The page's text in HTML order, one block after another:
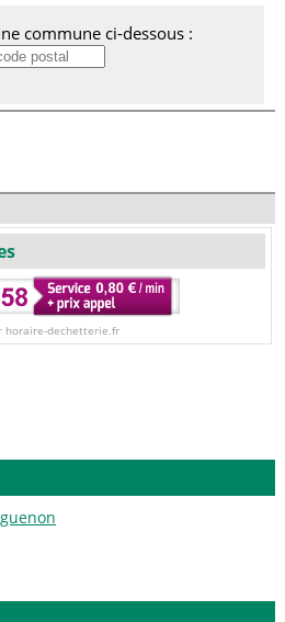
commune ci-dessous :
horaire-dechetterie.fr